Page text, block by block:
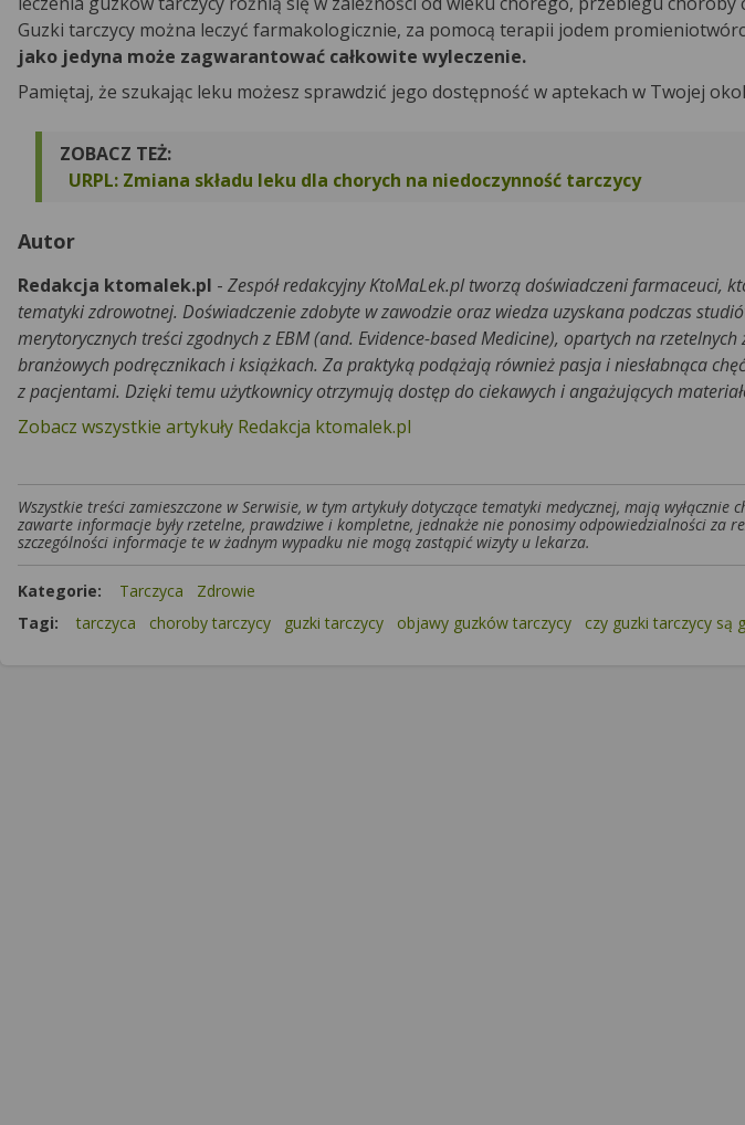
Guzki tarczycy można leczyć farmakologicznie, za pomocą terapii jodem
jako jedyna może zagwarantować całkowite wyleczenie.
Pamiętaj, że szukając leku możesz sprawdzić jego dostępność w aptekach w Twojej
ZOBACZ TEŻ:
URPL: Zmiana składu leku dla chorych na niedoczynność tarczycy
Autor
Redakcja ktomalek.pl - Zespół redakcyjny KtoMaLek.pl tworzą doświadczeni farmaceuci,
tematyki zdrowotnej. Doświadczenie zdobyte w zawodzie oraz wiedza uzyskana podczas
merytorycznych treści zgodnych z EBM (and. Evidence-based Medicine), opartych na
branżowych podręcznikach i książkach. Za praktyką podążają również pasja i niesłabnąca
z pacjentami. Dzięki temu użytkownicy otrzymują dostęp do ciekawych i angażujących
Zobacz wszystkie artykuły Redakcja ktomalek.pl
Wszystkie treści zamieszczone w Serwisie, w tym artykuły dotyczące tematyki medycznej, mają
zawarte informacje były rzetelne, prawdziwe i kompletne, jednakże nie ponosimy odpowiedzialności za
szczególności informacje te w żadnym wypadku nie mogą zastąpić wizyty u lekarza.
Kategorie: Tarczyca
Zdrowie
Tagi:
tarczyca choroby tarczycy guzki tarczycy objawy guzków tarczycy czy guzki tarczycy są